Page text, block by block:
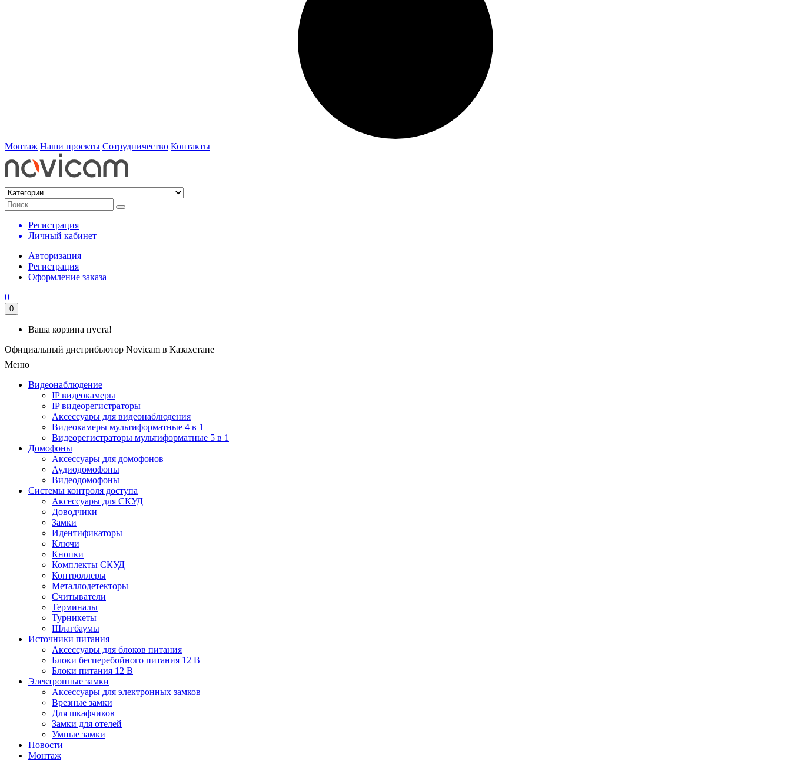
Монтаж Наши проекты Сотрудничество Контакты
Регистрация
Личный кабинет
Авторизация
Регистрация
Оформление заказа
0
0
Ваша корзина пуста!
Официальный дистрибьютор Novicam в Казахстане
Меню
Видеонаблюдение
IP видеокамеры
IP видеорегистраторы
Аксессуары для видеонаблюдения
Видеокамеры мультиформатные 4 в 1
Видеорегистраторы мультиформатные 5 в 1
Домофоны
Аксессуары для домофонов
Аудиодомофоны
Видеодомофоны
Системы контроля доступа
Аксессуары для СКУД
Доводчики
Замки
Идентификаторы
Ключи
Кнопки
Комплекты СКУД
Контроллеры
Металлодетекторы
Считыватели
Терминалы
Турникеты
Шлагбаумы
Источники питания
Аксессуары для блоков питания
Блоки бесперебойного питания 12 В
Блоки питания 12 В
Электронные замки
Аксессуары для электронных замков
Врезные замки
Для шкафчиков
Замки для отелей
Умные замки
Новости
Монтаж